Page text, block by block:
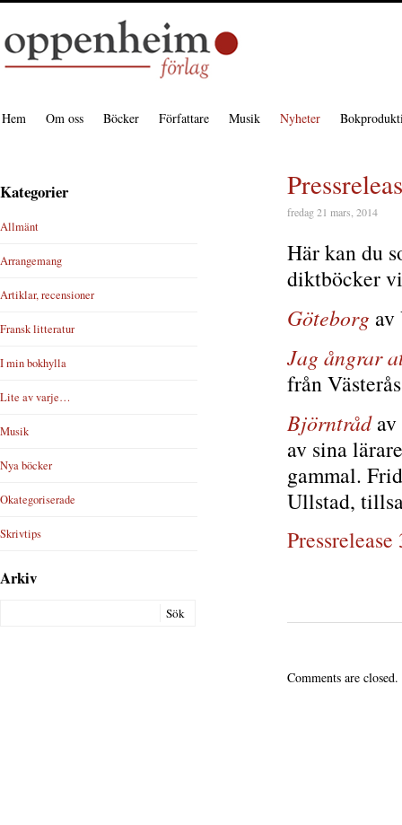
Hem Om oss Böcker Författare Musik Nyheter
fredag 21 mars, 2014
Här kan du
diktböcker
Göteborg
Jag ångrar
från
Björntrådav
av sina
gammal.
Ullstad,
Comments are closed.
Kategorier
Allmänt
Arrangemang
Artiklar, recensioner
Fransk litteratur
I min bokhylla
Lite av varje…
Musik
Nya böcker
Okategoriserade
Skrivtips
Arkiv